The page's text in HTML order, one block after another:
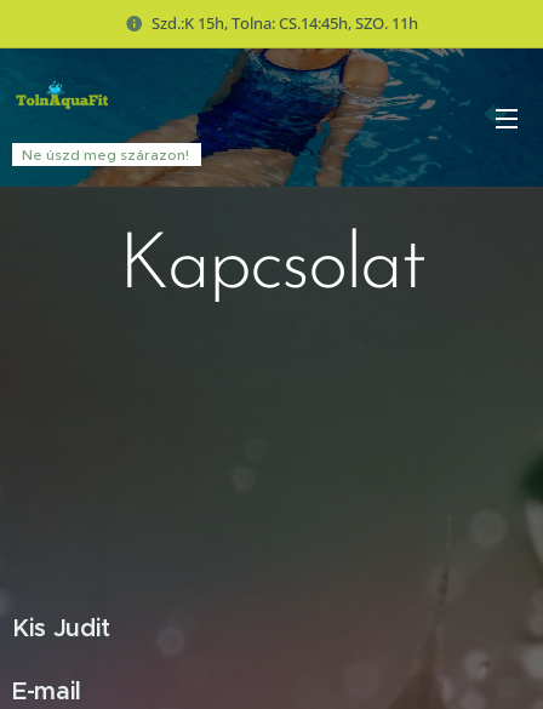
Szd.:K 15h, Tolna: CS.14:45h, SZO. 11h
Ne úszd meg szárazon!
Kapcsolat
Kis Judit
E-mail